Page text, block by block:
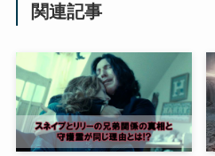
関連記事